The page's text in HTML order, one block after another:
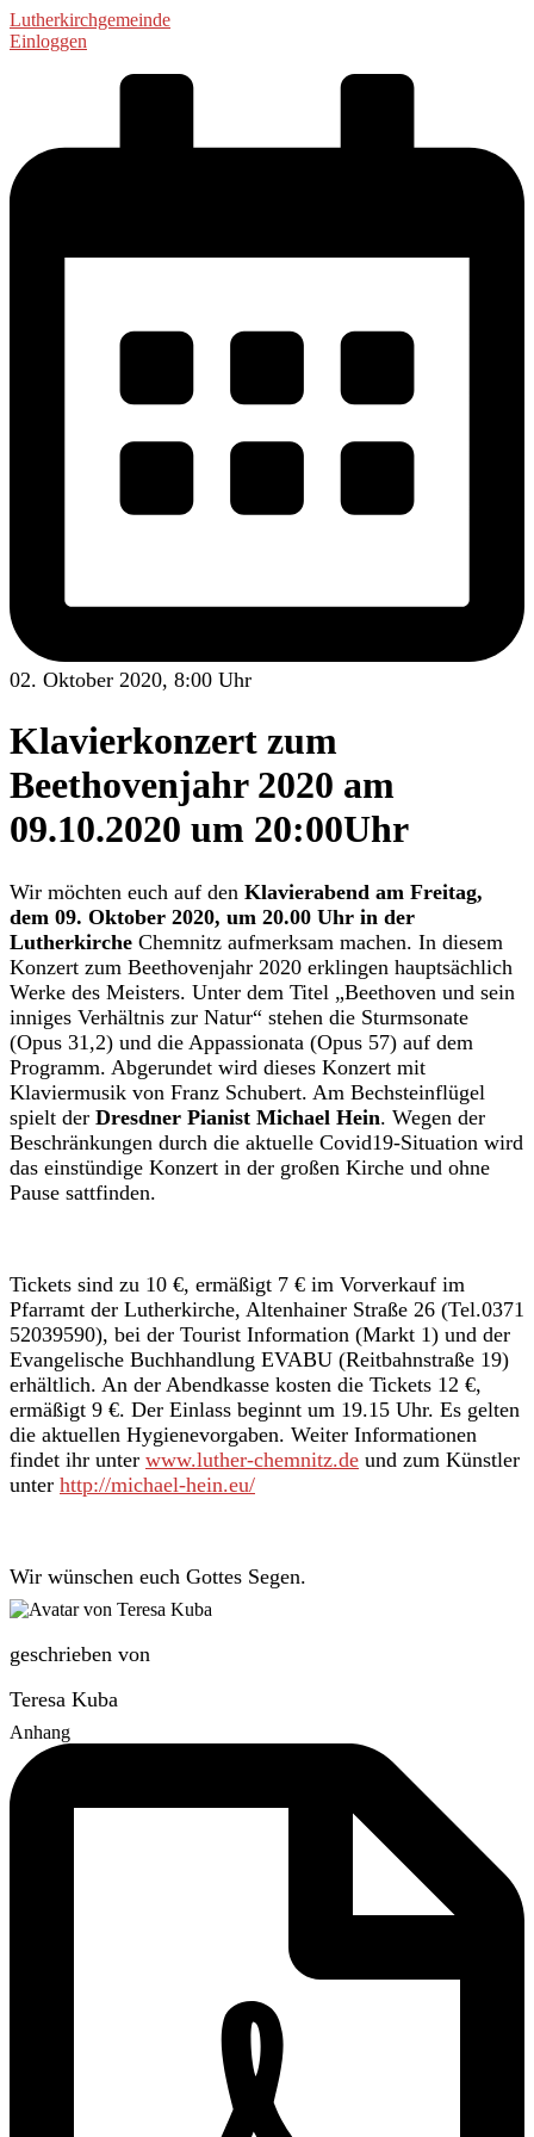
Lutherkirchgemeinde
Einloggen
02. Oktober 2020, 8:00 Uhr
Klavierkonzert zum
Beethovenjahr 2020 am
09.10.2020 um 20:00Uhr
Wir möchten euch auf den Klavierabend am Freitag,
dem 09. Oktober 2020, um 20.00 Uhr in der
Lutherkirche Chemnitz aufmerksam machen. In diesem
Konzert zum Beethovenjahr 2020 erklingen hauptsächlich
Werke des Meisters. Unter dem Titel „Beethoven und sein
inniges Verhältnis zur Natur“ stehen die Sturmsonate
(Opus 31,2) und die Appassionata (Opus 57) auf dem
Programm. Abgerundet wird dieses Konzert mit
Klaviermusik von Franz Schubert. Am Bechsteinflügel
spielt der Dresdner Pianist Michael Hein. Wegen der
Beschränkungen durch die aktuelle Covid19-Situation wird
das einstündige Konzert in der großen Kirche und ohne
Pause sattfinden.
Tickets sind zu 10 €, ermäßigt 7 € im Vorverkauf im
Pfarramt der Lutherkirche, Altenhainer Straße 26 (Tel.0371
52039590), bei der Tourist Information (Markt 1) und der
Evangelische Buchhandlung EVABU (Reitbahnstraße 19)
erhältlich. An der Abendkasse kosten die Tickets 12 €,
ermäßigt 9 €. Der Einlass beginnt um 19.15 Uhr. Es gelten
die aktuellen Hygienevorgaben. Weiter Informationen
findet ihr unter www.luther-chemnitz.de und zum Künstler
unter http://michael-hein.eu/
Wir wünschen euch Gottes Segen.
geschrieben von
Teresa Kuba
Anhang